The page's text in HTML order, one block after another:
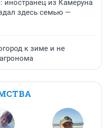
из Камеруна
здесь семью —
к зиме и не